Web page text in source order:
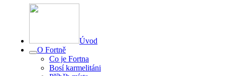
Úvod
O Fortně
Co je Fortna
Bosí karmelitáni